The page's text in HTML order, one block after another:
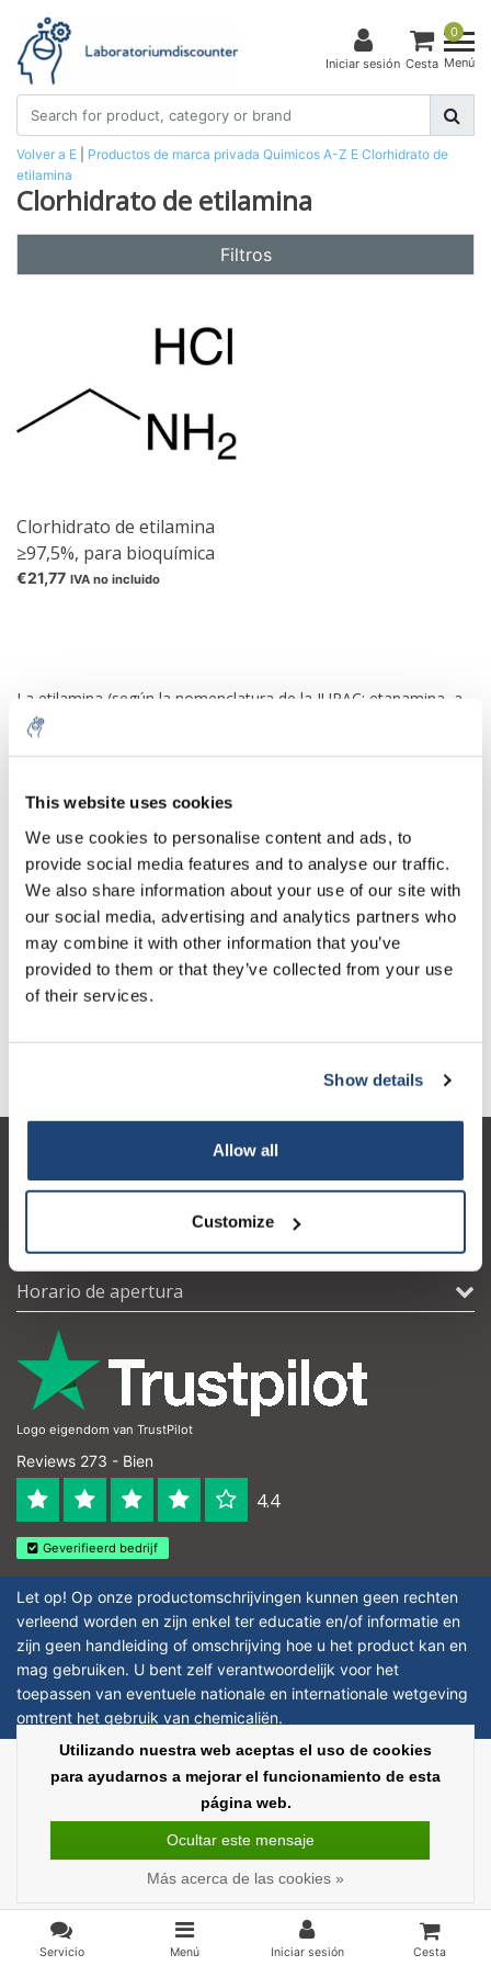
This website uses cookies
We use cookies to personalise content and ads, to
provide social media features and to analyse our traffic.
We also share information about your use of our site with
our social media, advertising and analytics partners who
may combine it with other information that you’ve
provided to them or that they’ve collected from your use
of their services.
Show details
Allow all
Customize
Iniciar sesión
0
Cesta Menú
Volver a E Productos de marca privada Quimicos A-Z E Clorhidrato de
etilamina
Clorhidrato de etilamina
Filtros
Clorhidrato de etilamina
≥97,5%, para bioquímica
€21,77 IVA no incluido
La etilamina (según la nomenclatura de la IUPAC: etanamina, a
menudo denominada aminoetano) es un compuesto químico
intermedio importante en la industria química.
La etilamina es un producto intermedio versátil en la industria
química con diversas aplicaciones. La principal aplicación de la
etilamina es su posterior procesamiento en productos
fitosanitarios (por ejemplo, atrazina y simazina). La
monoetilamina también se utiliza en la fabricación de productos
químicos para la minería como agentes de flotación (por
ejemplo, tiocarbamato de isopropiletilo) y en la producción de
espumas de poliuretano como tapón de cadena para controlar
Detalles de contacto
Horario de apertura
Logo eigendom van TrustPilot
Reviews 273 - Bien
4.4
Geverifieerd bedrijf
Let op! Op onze productomschrijvingen kunnen geen rechten
verleend worden en zijn enkel ter educatie en/of informatie en
zijn geen handleiding of omschrijving hoe u het product kan en
mag gebruiken. U bent zelf verantwoordelijk voor het
toepassen van eventuele nationale en internationale wetgeving
omtrent het gebruik van chemicaliën.
baratos - All rights reserved - Theme byInStijl Media | Todos los precios no
Servicio Menú Iniciar sesión Cesta
Utilizando nuestra web aceptas el uso de cookies
para ayudarnos a mejorar el funcionamiento de esta
página web.
Ocultar este mensaje
Más acerca de las cookies »